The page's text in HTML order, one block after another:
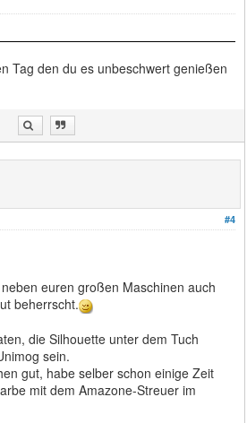
Tag den du es unbeschwert genießen
#4
euren großen Maschinen auch
beherrscht.
die Silhouette unter dem Tuch
sein.
gut, habe selber schon einige Zeit
mit dem Amazone-Streuer im